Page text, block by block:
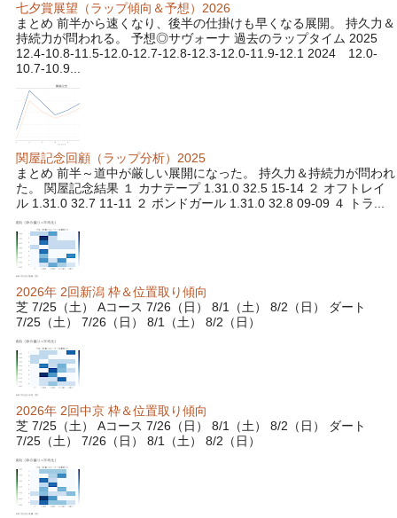
七夕賞展望（ラップ傾向＆予想）2026
まとめ 前半から速くなり、後半の仕掛けも早くなる展開。 持久力＆
持続力が問われる。 予想◎サヴォーナ 過去のラップタイム 2025
12.4-10.8-11.5-12.0-12.7-12.8-12.3-12.0-11.9-12.1 2024 12.0-
10.7-10.9...
関屋記念回顧（ラップ分析）2025
まとめ 前半～道中が厳しい展開になった。 持久力＆持続力が問われ
た。 関屋記念結果 １ カナテープ 1.31.0 32.5 15-14 ２ オフトレイ
ル 1.31.0 32.7 11-11 ２ ボンドガール 1.31.0 32.8 09-09 ４ トラ...
2026年 2回新潟 枠＆位置取り傾向
芝 7/25（土） Aコース 7/26（日） 8/1（土） 8/2（日） ダート
7/25（土） 7/26（日） 8/1（土） 8/2（日）
2026年 2回中京 枠＆位置取り傾向
芝 7/25（土） Aコース 7/26（日） 8/1（土） 8/2（日） ダート
7/25（土） 7/26（日） 8/1（土） 8/2（日）